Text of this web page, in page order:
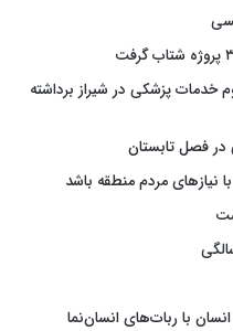
خدمات پزشکی در شیراز برداشته
فصل تابستان
مردم منطقه باشد
با ربات‌های انسان‌نما